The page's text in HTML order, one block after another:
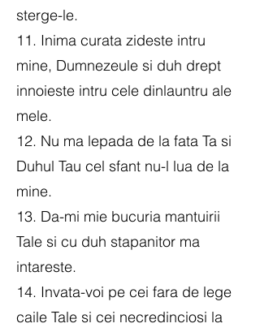
sterge-le.
11. Inima curata zideste intru
mine, Dumnezeule si duh drept
innoieste intru cele dinlauntru ale
mele.
12. Nu ma lepada de la fata Ta si
Duhul Tau cel sfant nu-l lua de la
mine.
13. Da-mi mie bucuria mantuirii
Tale si cu duh stapanitor ma
intareste.
14. Invata-voi pe cei fara de lege
caile Tale si cei necredinciosi la